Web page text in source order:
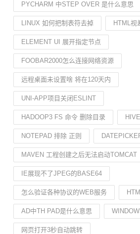
PYCHARM 中STEP OVER 是什么意思
LINUX 如何把制表符去掉 HTML视
ELEMENT UI 展开指定节点
FOOBAR2000怎么连接网络资源
远程桌面未设置啥 将在120天内
UNI-APP项目关闭ESLINT
HADOOP3 FS 命令 删除目录
NOTEPAD 排除 正则
MAVEN 工程创建之后无法启动TOMCAT
IE展现不了JPEG的BASE64
怎么验证各种协议的WEB服务
AD中TH PAD是什么意思
网页打开3秒自动跳转